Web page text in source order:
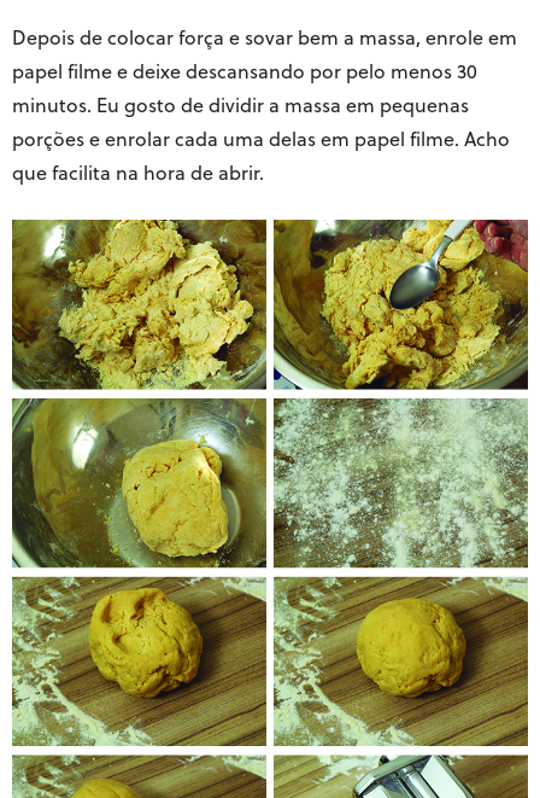
Depois de colocar força e sovar bem a massa, enrole em
papel filme e deixe descansando por pelo menos 30
minutos. Eu gosto de dividir a massa em pequenas
porções e enrolar cada uma delas em papel filme. Acho
que facilita na hora de abrir.